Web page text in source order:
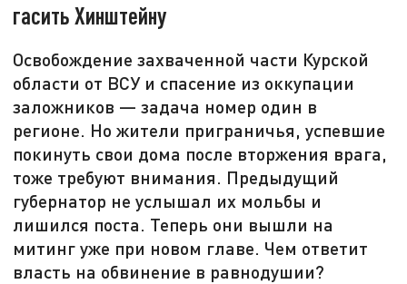
гасить Хинштейну
Освобождение захваченной части Курской
области от ВСУ и спасение из оккупации
заложников — задача номер один в
регионе. Но жители приграничья, успевшие
покинуть свои дома после вторжения врага,
тоже требуют внимания. Предыдущий
губернатор не услышал их мольбы и
лишился поста. Теперь они вышли на
митинг уже при новом главе. Чем ответит
власть на обвинение в равнодушии?